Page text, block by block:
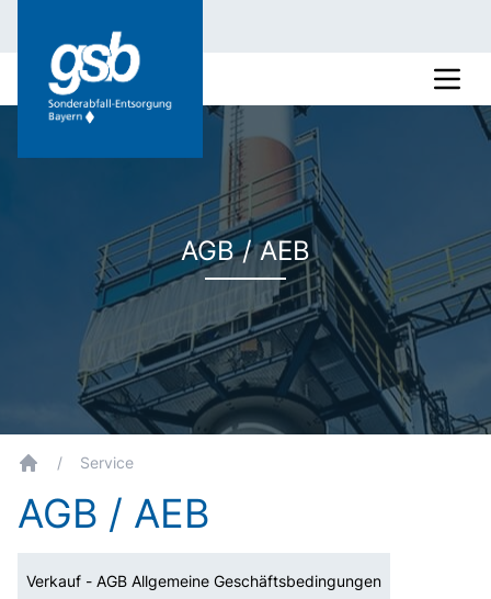
AGB / AEB
/ Service
AGB / AEB
Verkauf - AGB Allgemeine Geschäftsbedingungen